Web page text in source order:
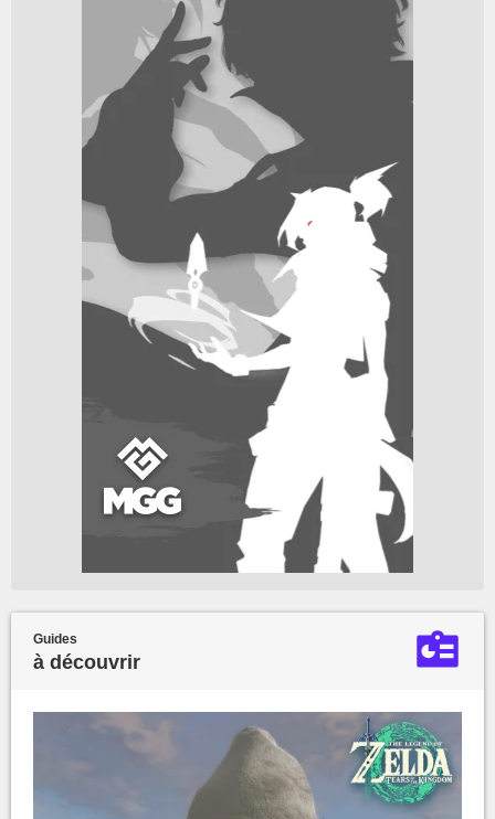
Guides
à découvrir